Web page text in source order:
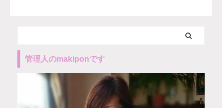
管理人のmakiponです